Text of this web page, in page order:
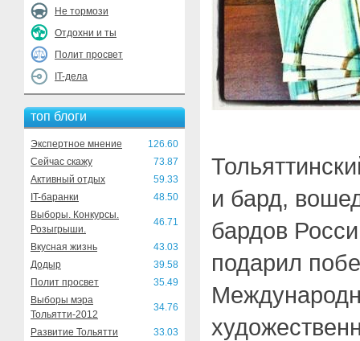
Не тормози
Отдохни и ты
Полит просвет
IT-дела
топ блоги
Экспертное мнение
126.60
Сейчас скажу
73.87
Активный отдых
59.33
IT-баранки
48.50
Выборы. Конкурсы.
Розыгрыши.
46.71
Вкусная жизнь
43.03
Додыр
39.58
Полит просвет
35.49
Выборы мэра
Тольятти-2012
34.76
Развитие Тольятти 33.03
и бард,
бардов
подарил